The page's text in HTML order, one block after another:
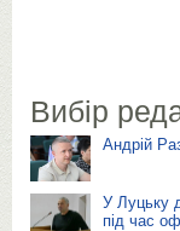
Вибір
Андрій
У Луцьку
під час